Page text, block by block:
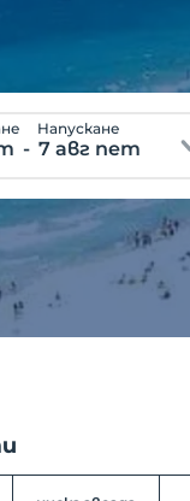
-
Hапускане
7 авг пет